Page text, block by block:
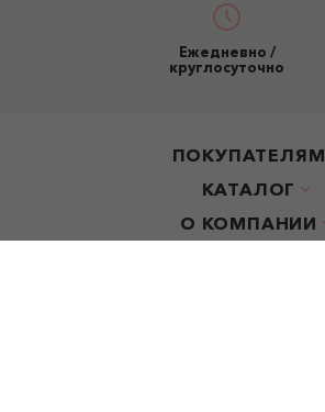
Ежедневно /
круглосуточно
ПОКУПАТЕЛЯМ
КАТАЛОГ
О КОМПАНИИ